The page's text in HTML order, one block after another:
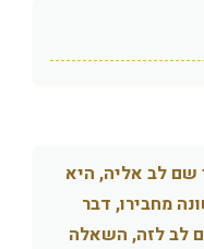
שם לב אליה, היא
מחבירו, דבר
לב לזה, השאלה